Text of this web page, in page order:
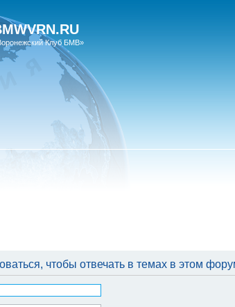
Клуб БМВ»
чтобы отвечать в темах в этом